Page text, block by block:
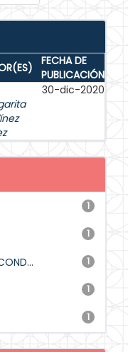
FECHA DE
PUBLICACIÓN
30-dic-2020
1
1
1
1
1